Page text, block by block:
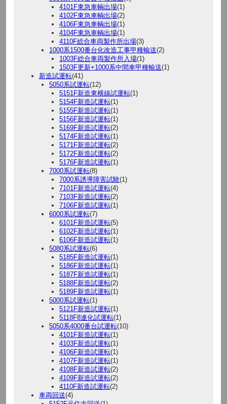
4101F東急車輌出場(1)
4102F東急車輌出場(2)
4106F東急車輌出場(1)
4104F東急車輌出場(1)
4110F総合車両製作所出場(3)
1000系1500番台化改造工事甲種輸送(2)
1003F総合車両製作所入場(1)
1503F更新+1000系中間車甲種輸送(1)
新造試運転(41)
5050系試運転(12)
5151F新造東横線試運転(1)
5154F新造試運転(1)
5155F新造試運転(1)
5156F新造試運転(1)
5169F新造試運転(2)
5174F新造試運転(1)
5171F新造試運転(2)
5172F新造試運転(2)
5176F新造試運転(1)
7000系試運転(8)
7000系誘導障害試験(1)
7101F新造試運転(4)
7103F新造試運転(2)
7106F新造試運転(1)
6000系試運転(7)
6101F新造試運転(5)
6102F新造試運転(1)
6106F新造試運転(1)
5080系試運転(6)
5185F新造試運転(1)
5186F新造試運転(1)
5187F新造試運転(1)
5188F新造試運転(2)
5189F新造試運転(1)
5000系試運転(1)
5121F新造試運転(1)
5118F8連化試運転(1)
5050系4000番台試運転(10)
4101F新造試運転(1)
4103F新造試運転(1)
4106F新造試運転(1)
4107F新造試運転(1)
4108F新造試運転(2)
4109F新造試運転(2)
4110F新造試運転(2)
車両回送(4)